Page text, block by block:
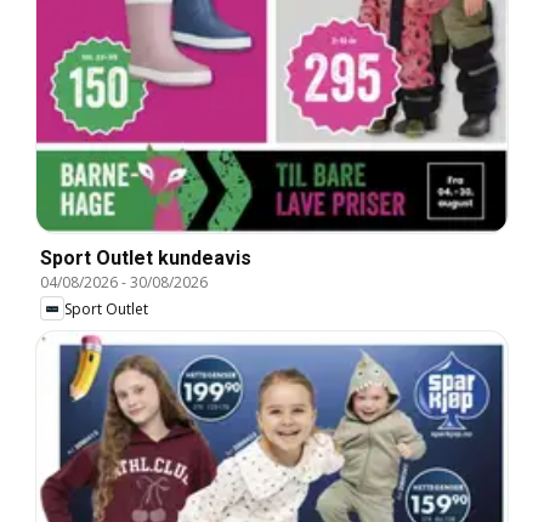
Sport Outlet kundeavis
04/08/2026-30/08/2026
Sport Outlet